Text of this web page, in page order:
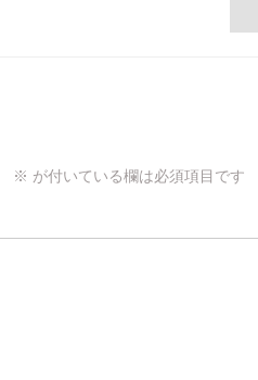
※ が付いている欄は必須項目です